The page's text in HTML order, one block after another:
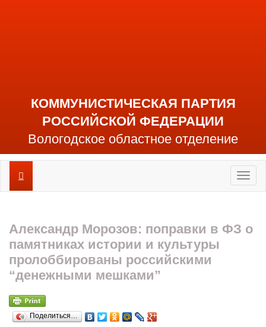
КОММУНИСТИЧЕСКАЯ ПАРТИЯ
РОССИЙСКОЙ ФЕДЕРАЦИИ
Вологодское областное отделение
Александр Морозов: поправки в ФЗ о
памятниках истории и культуры
пролоббированы российскими
“денежными мешками”
Поделиться…